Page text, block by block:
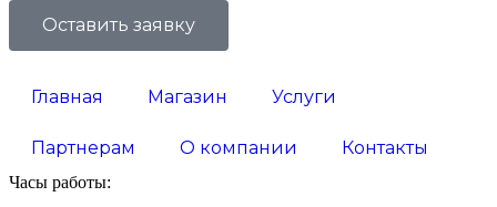
Оставить заявку
Главная Магазин Услуги
Партнерам О компании Контакты
Часы работы: